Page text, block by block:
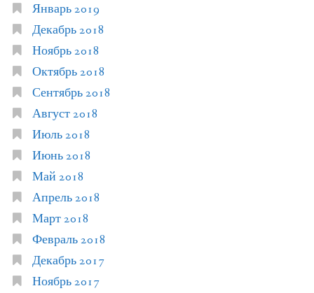
Январь 2019
Декабрь 2018
Ноябрь 2018
Октябрь 2018
Сентябрь 2018
Август 2018
Июль 2018
Июнь 2018
Май 2018
Апрель 2018
Март 2018
Февраль 2018
Декабрь 2017
Ноябрь 2017